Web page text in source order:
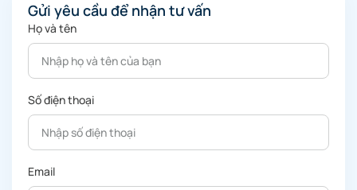
Gửi yêu cầu để nhận tư vấn
Họ và tên
Số điện thoại
Email